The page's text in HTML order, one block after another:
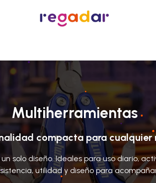
Multiherramientas
compacta para
solo diseño. Ideales para uso diario,
utilidad y diseño para